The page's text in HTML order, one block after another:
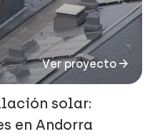
Ver proyectoarrow_forward
solar:
en Andorra